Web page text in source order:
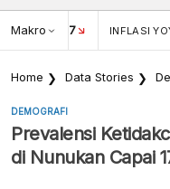
Makro
USD/IDR 17 INFLASI
Home Data Stories
DEMOGRAFI
Prevalensi
di Nunukan Capai